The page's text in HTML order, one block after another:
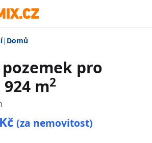
| Domů
pro
m2
(za nemovitost)